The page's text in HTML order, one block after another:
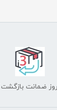
ضمانت بازگشت